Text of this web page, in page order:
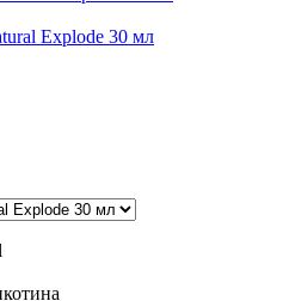
Explode 30 мл